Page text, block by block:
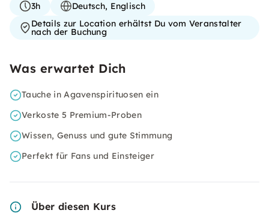
3h
Deutsch, Englisch
Details zur Location erhältst Du vom Veranstalter
nach der Buchung
Was erwartet Dich
Tauche in Agavenspirituosen ein
Verkoste 5 Premium-Proben
Wissen, Genuss und gute Stimmung
Perfekt für Fans und Einsteiger
Über diesen Kurs